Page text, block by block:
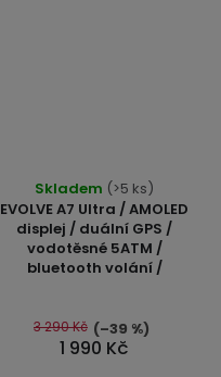
EVOLVE A7 Ultra / AMOLED
displej / duální GPS /
vodotěsné 5ATM /
bluetooth volání /
hodnocení
produktu
je
5,0
5
hvězdiček.
Skladem (>5 ks)
1 990 Kč
3 290 Kč (–39 %)